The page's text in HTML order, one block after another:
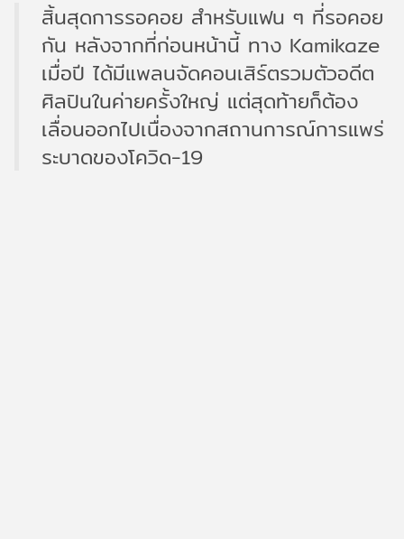
สิ้นสุดการรอคอย สำหรับแฟน ๆ ที่รอคอย
กัน หลังจากที่ก่อนหน้านี้ ทาง Kamikaze
เมื่อปี ได้มีแพลนจัดคอนเสิร์ตรวมตัวอดีต
ศิลปินในค่ายครั้งใหญ่ แต่สุดท้ายก็ต้อง
เลื่อนออกไปเนื่องจากสถานการณ์การแพร่
ระบาดของโควิด-19